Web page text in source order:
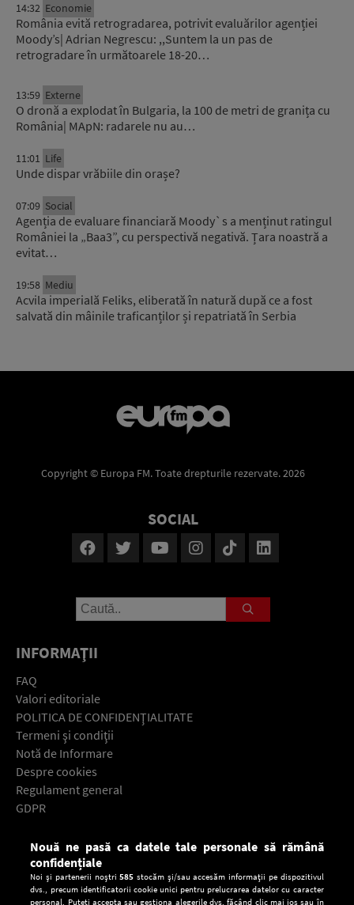
14:32 Economie
România evită retrogradarea, potrivit evaluărilor agenției
Moody’s| Adrian Negrescu: ,,Suntem la un pas de
retrogradare în următoarele 18-20…
13:59 Externe
O dronă a explodat în Bulgaria, la 100 de metri de granița cu
România| MApN: radarele nu au…
11:01 Life
Unde dispar vrăbiile din orașe?
07:09 Social
Agenția de evaluare financiară Moody`s a menținut ratingul
României la „Baa3”, cu perspectivă negativă. Țara noastră a
evitat…
19:58 Mediu
Acvila imperială Feliks, eliberată în natură după ce a fost
salvată din mâinile traficanților și repatriată în Serbia
Copyright © Europa FM. Toate drepturile rezervate. 2026
SOCIAL
INFORMAŢII
FAQ
Valori editoriale
POLITICA DE CONFIDENŢIALITATE
Termeni şi condiţii
Notă de Informare
Despre cookies
Regulament general
GDPR
Descarcă gratuit aplicaţia Europa FM pentru smartphone:
Nouă ne pasă ca datele tale personale să rămână
confidențiale
Noi și partenerii noștri585 stocăm și/sau accesăm informații pe dispozitivul
dvs., precum identificatorii cookie unici pentru prelucrarea datelor cu caracter
personal. Puteți accepta sau gestiona alegerile dvs. făcând clic mai jos sau în